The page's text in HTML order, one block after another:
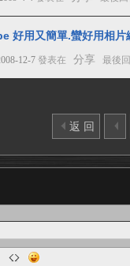
好用又簡單.蠻好用相片
12-7 發表在 分享 最後
返 回